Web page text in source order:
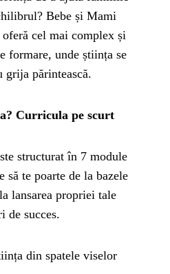
Bebe și Mami
cel mai complex și
formare, unde știința se
grija părintească.
Curricula pe scurt
structurat în 7 module
să te poarte de la bazele
lansarea propriei tale
de succes.
din spatele viselor